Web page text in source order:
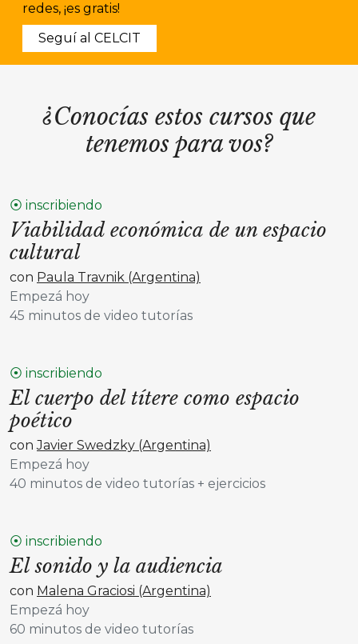
redes, ¡es gratis!
Seguí al CELCIT
¿Conocías estos cursos que
tenemos para vos?
⦿ inscribiendo
Viabilidad económica de un espacio
cultural
con Paula Travnik (Argentina)
Empezá hoy
45 minutos de video tutorías
⦿ inscribiendo
El cuerpo del títere como espacio
poético
conJavier Swedzky (Argentina)
Empezá hoy
40 minutos de video tutorías + ejercicios
⦿ inscribiendo
El sonido y la audiencia
con Malena Graciosi (Argentina)
Empezá hoy
60 minutos de video tutorías